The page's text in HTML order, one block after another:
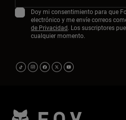
Doy mi consentimiento para que
electrónico y me envíe correos
de Privacidad. Los suscriptores
cualquier momento.